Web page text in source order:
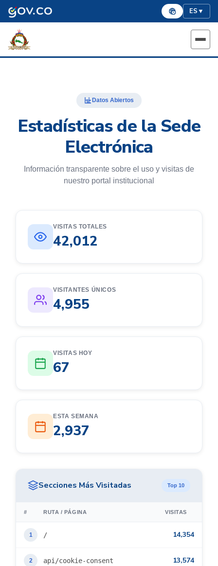
ES▼
Datos Abiertos
Estadísticas de la Sede
Electrónica
Información transparente sobre el uso y visitas de
nuestro portal institucional
VISITAS TOTALES
42,012
VISITANTES ÚNICOS
4,955
VISITAS HOY
67
ESTA SEMANA
2,937
Secciones Más Visitadas Top 10
# RUTA / PÁGINA VISITAS
1 / 14,354
2 api/cookie-consent 13,574